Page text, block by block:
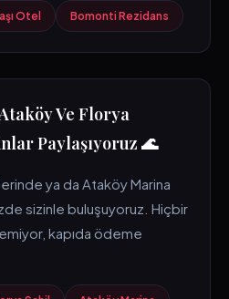
Otel Bomonti Rezidans
Ve Florya
Paylaşıyoruz 🌊
ya da Ataköy Marina
sizinle buluşuyoruz. Hiçbir
kapıda ödeme